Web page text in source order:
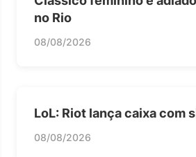
no Rio
08/08/2026
LoL: Riot lança caixa com
08/08/2026